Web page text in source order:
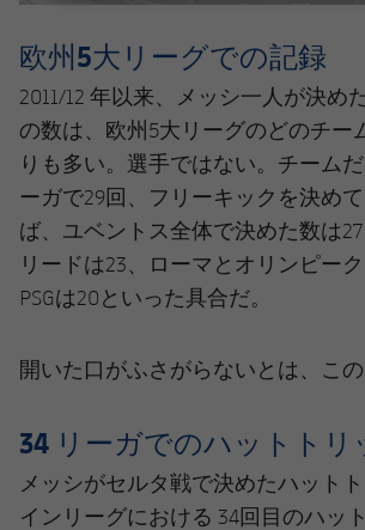
欧州5大リーグでの記録
2011/12 年以来、メッシ一人が決め
の数は、欧州5大リーグのどのチー
りも多い。選手ではない。チーム
ーガで29回、フリーキックを決め
ば、ユベントス全体で決めた数は
リードは23、ローマとオリンピーク
PSGは20といった具合だ。
開いた口がふさがらないとは、この
34 リーガでのハットトリ
メッシがセルタ戦で決めたハット
インリーグにおける 34回目のハッ